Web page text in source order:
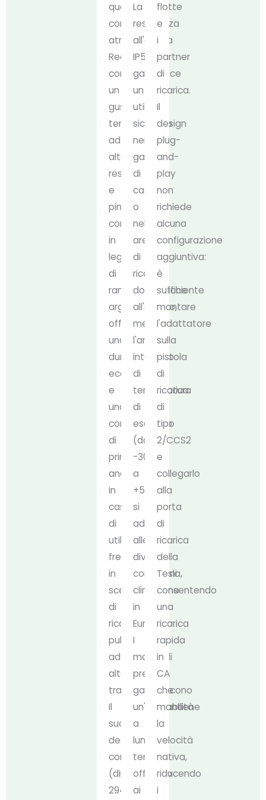
qualsiasi
condizione
atmosferica.
Realizzato
con
un
guscio
termoplastico
ad
alta
resistenza
e
pin
conduttori
in
lega
di
rame
argentato,
offre
una
durata
eccezionale
e
una
conduttività
di
prim'ordine,
anche
in
caso
di
utilizzo
frequente
in
scenari
di
ricarica
pubblici
ad
alto
traffico.
Il
suo
design
compatto
(dimensioni:
294*95*145
La
resistenza
all'acqua
IP54
garantisce
un
utilizzo
sicuro
nei
garage
di
casa
o
nelle
aree
di
ricarica
domestiche
all'aperto,
mentre
l'ampio
intervallo
di
temperatura
di
esercizio
(da
-30°C
a
+50°C)
si
adatta
alle
diverse
condizioni
climatiche
in
Europa.
I
materiali
pregiati
garantiscono
un'affidabilità
a
lungo
termine,
offrendo
ai
flotte
e
i
partner
di
ricarica.
Il
design
plug-
and-
play
non
richiede
alcuna
configurazione
aggiuntiva:
è
sufficiente
montare
l'adattatore
sulla
pistola
di
ricarica
di
tipo
2/CCS2
e
collegarlo
alla
porta
di
ricarica
della
Tesla,
consentendo
una
ricarica
rapida
in
CA
che
mantiene
la
velocità
nativa,
riducendo
i